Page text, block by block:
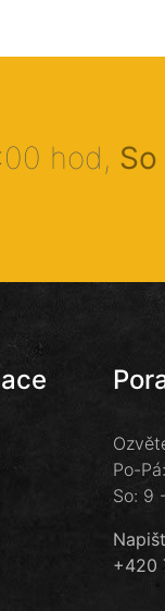
hod, So
Po-
So: 9
+420